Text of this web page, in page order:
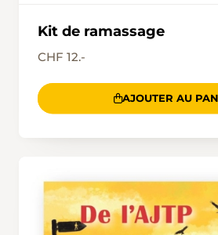
Kit de ramassage
CHF 12.-
AJOUTER AU